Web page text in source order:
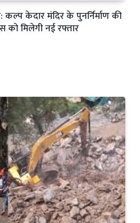
केदार मंदिर के पुनर्निर्माण की
को मिलेगी नई रफ्तार